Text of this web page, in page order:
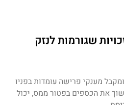
שגורמות לנזק
מענקי פרישה עומדות בפניו
את הכספים בפטור ממס, יכול